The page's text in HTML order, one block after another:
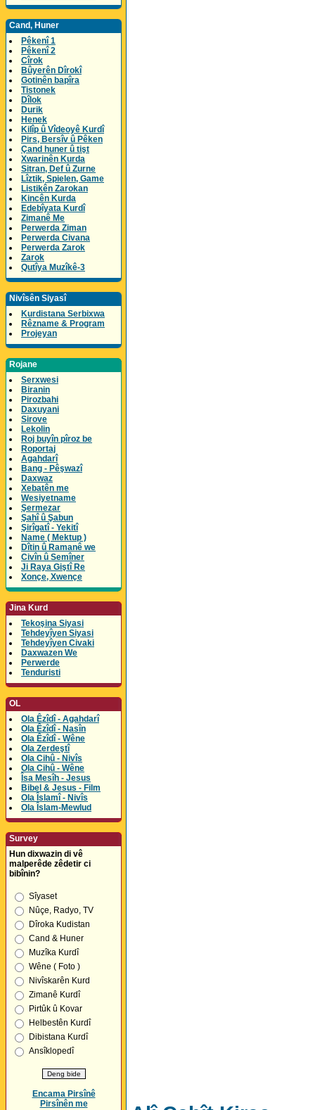
Cand, Huner
Pêkenî 1
Pêkenî 2
Cîrok
Bûyerên Dîrokî
Gotinên bapîra
Tistonek
Dîlok
Durik
Henek
Kilîp û Vîdeoyê Kurdî
Pirs, Bersîv û Pêken
Çand huner û tişt
Xwarinên Kurda
Sitran, Def û Zurne
Lîztik, Spielen, Game
Listikên Zarokan
Kincên Kurda
Edebîyata Kurdî
Zimanê Me
Perwerda Ziman
Perwerda Civana
Perwerda Zarok
Zarok
Qutîya Muzîkê-3
Nivîsên Siyasî
Kurdistana Serbixwa
Rêzname & Program
Projeyan
Rojane
Serxwesi
Biranin
Pirozbahi
Daxuyani
Sirove
Lekolin
Roj buyîn pîroz be
Roportaj
Agahdarî
Bang - Pêşwazî
Daxwaz
Xebatên me
Wesiyetname
Şermezar
Şahî û Şabun
Şirîgatî - Yekitî
Name ( Mektup )
Dîtin û Ramanê we
Civîn û Semîner
Ji Raya Giştî Re
Xonçe, Xwençe
Jina Kurd
Tekoşina Siyasi
Tehdeyîyen Siyasi
Tehdeyîyen Civaki
Daxwazen We
Perwerde
Tenduristi
OL
Ola Êzîdî - Agahdarî
Ola Êzîdî - Nasîn
Ola Êzîdî - Wêne
Ola Zerdeştî
Ola Cihû - Nivîs
Ola Cihû - Wêne
Îsa Mesîh - Jesus
Bibel & Jesus - Film
Ola Îslamî - Nivîs
Ola Îslam-Mewlud
Survey
Hun dixwazin di vê
malperêde zêdetir ci
bibînin?
Sîyaset
Nûçe, Radyo, TV
Dîroka Kudistan
Cand & Huner
Muzîka Kurdî
Wêne ( Foto )
Nivîskarên Kurd
Zimanê Kurdî
Pirtûk û Kovar
Helbestên Kurdî
Dibistana Kurdî
Ansîklopedî
Encama Pirsînê
Pirsînên me